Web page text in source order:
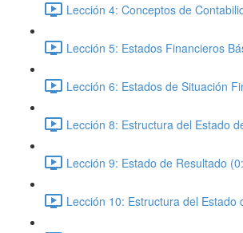
Lección 4: Conceptos de
Lección 5: Estados Financieros
Lección 6: Estados de Situación
Lección 8: Estructura del Estado
Lección 9: Estado de Resultado
Lección 10: Estructura del Estado